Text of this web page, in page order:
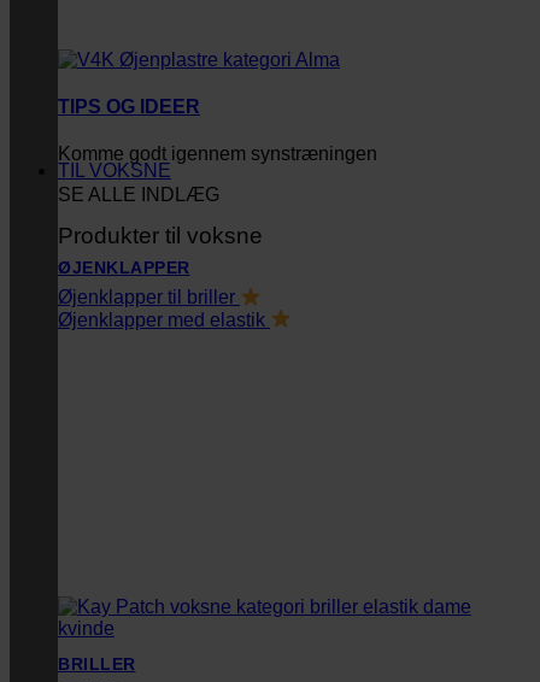
TIPS OG IDEER
Komme godt igennem synstræningen
SE ALLE INDLÆG
TIL VOKSNE
Produkter til voksne
ØJENKLAPPER
Øjenklapper til briller
Øjenklapper med elastik
BRILLER